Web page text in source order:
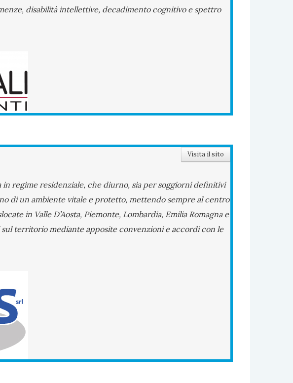
disabilità intellettive, decadimento cognitivo e spettro
Visita il sito
regime residenziale, che diurno, sia per soggiorni definitivi
di un ambiente vitale e protetto, mettendo sempre al centro
in Valle D’Aosta, Piemonte, Lombardia, Emilia Romagna e
territorio mediante apposite convenzioni e accordi con le